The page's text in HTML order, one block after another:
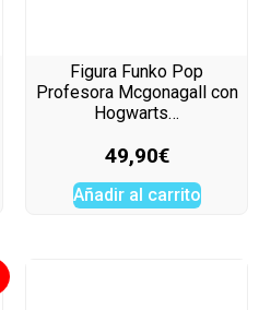
Figura Funko Pop
Profesora Mcgonagall con
Hogwarts…
49,90€
Añadir al carrito